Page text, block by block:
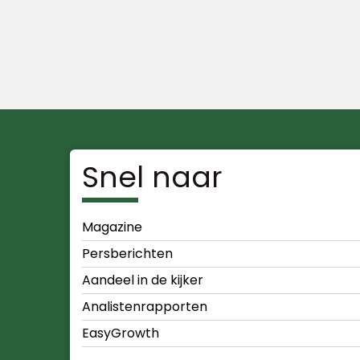
Snel naar
Magazine
Persberichten
Aandeel in de kijker
Analistenrapporten
EasyGrowth